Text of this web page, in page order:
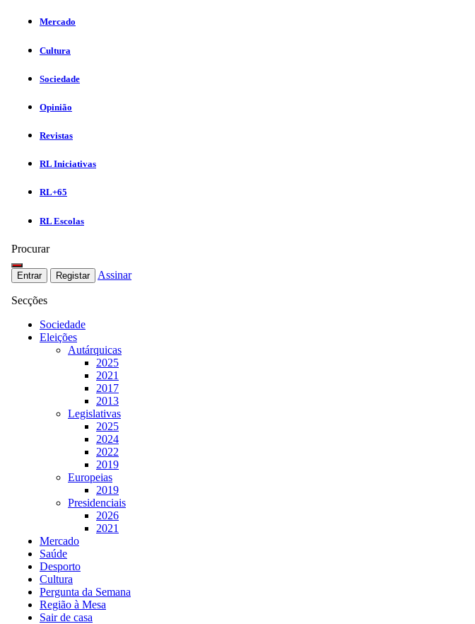
Mercado
Cultura
Sociedade
Opinião
Revistas
RL Iniciativas
RL+65
RL Escolas
Procurar
Entrar Registar Assinar
Secções
Sociedade
Eleições
Autárquicas
2025
2021
2017
2013
Legislativas
2025
2024
2022
2019
Europeias
2019
Presidenciais
2026
2021
Mercado
Saúde
Desporto
Cultura
Pergunta da Semana
Região à Mesa
Sair de casa